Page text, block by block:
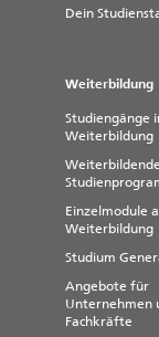
Dein
Weiterbildung
Studiengänge
Weiterbildung
Weiterbildende
Einzelmodule
Weiterbildung
Studium
Angebote für
Unternehmen
Fachkräfte